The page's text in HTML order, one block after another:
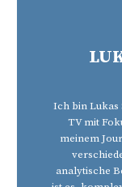
Ich bin Lukas
TV mit
meinem
analytische